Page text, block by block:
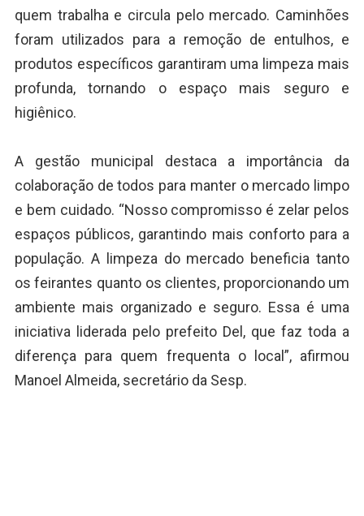
quem trabalha e circula pelo mercado. Caminhões
foram utilizados para a remoção de entulhos, e
produtos específicos garantiram uma limpeza mais
profunda, tornando o espaço mais seguro e
higiênico.
A gestão municipal destaca a importância da
colaboração de todos para manter o mercado limpo
e bem cuidado. “Nosso compromisso é zelar pelos
espaços públicos, garantindo mais conforto para a
população. A limpeza do mercado beneficia tanto
os feirantes quanto os clientes, proporcionando um
ambiente mais organizado e seguro. Essa é uma
iniciativa liderada pelo prefeito Del, que faz toda a
diferença para quem frequenta o local”, afirmou
Manoel Almeida, secretário da Sesp.